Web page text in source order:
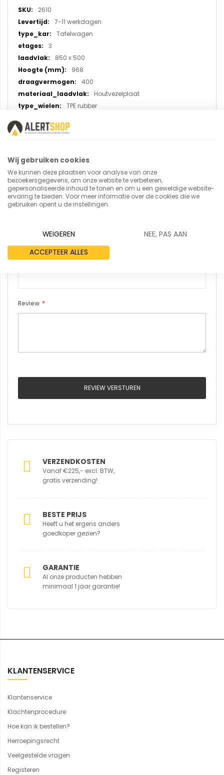
informatie
2610
7-11 werkdagen
Tafelwagen
3
850 x 500
968
400
Houtvezelplaat
TPE rubber
U plaatst een review over:
Tafelwagen 2610 met 3 etages,
laadvlak 850x500 mm
Uw naam
Samenvatting
Review
REVIEW VERSTUREN
VERZENDKOSTEN
Vanaf €225,- excl. BTW,
gratis verzending!
BESTE PRIJS
Heeft u het ergens anders
goedkoper gezien?
GARANTIE
Al onze producten hebben
minimaal 1 jaar garantie!
KLANTENSERVICE
Klantenservice
Klachtenprocedure
Hoe kan ik bestellen?
Herroepingsrecht
Veelgestelde vragen
Registeren
Wij gebruiken cookies
We kunnen deze plaatsen voor analyse van onze
bezoekersgegevens, om onze website te verbeteren,
gepersonaliseerde inhoud te tonen en om u een geweldige website-
ervaring te bieden. Voor meer informatie over de cookies die we
gebruiken opent u de instellingen.
WEIGEREN
NEE, PAS AAN
ACCEPTEER ALLES